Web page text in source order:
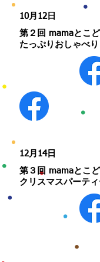
​10月12日
第２回 mamaとこ
たっぷりおしゃべ
​12月14日
第３回 mamaとこ
クリスマスパーテ